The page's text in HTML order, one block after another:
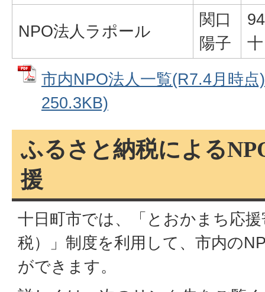
NPO法人ラポール
関口
陽子
市内NPO法人一覧(R7.4月時
250.3KB)
ふるさと納税による
援
十日町市では、「とおかまち応
税）」制度を利用して、市内の
ができます。